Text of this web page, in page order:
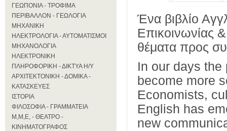
ΓΕΩΠΟΝΙΑ - ΤΡΟΦΙΜΑ
ΠΕΡΙΒΑΛΛΟΝ - ΓΕΩΛΟΓΙΑ
ΜΗΧΑΝΙΚΗ
ΗΛΕΚΤΡΟΛΟΓΙΑ - ΑΥΤΟΜΑΤΙΣΜΟΙ
ΜΗΧΑΝΟΛΟΓΙΑ
ΗΛΕΚΤΡΟΝΙΚΗ
ΠΛΗΡΟΦΟΡΙΚΗ - ΔΙΚΤΥΑ Η/Υ
ΑΡΧΙΤΕΚΤΟΝΙΚΗ - ΔΟΜΙΚΑ -
ΚΑΤΑΣΚΕΥΕΣ
ΙΣΤΟΡΙΑ
ΦΙΛΟΣΟΦΙΑ - ΓΡΑΜΜΑΤΕΙΑ
Μ,Μ,Ε, - ΘΕΑΤΡΟ -
ΚΙΝΗΜΑΤΟΓΡΑΦΟΣ
Ένα βιβλίο
Επικοινωνίας
θέματα προς
In our days
become more
Economists,
English has
new